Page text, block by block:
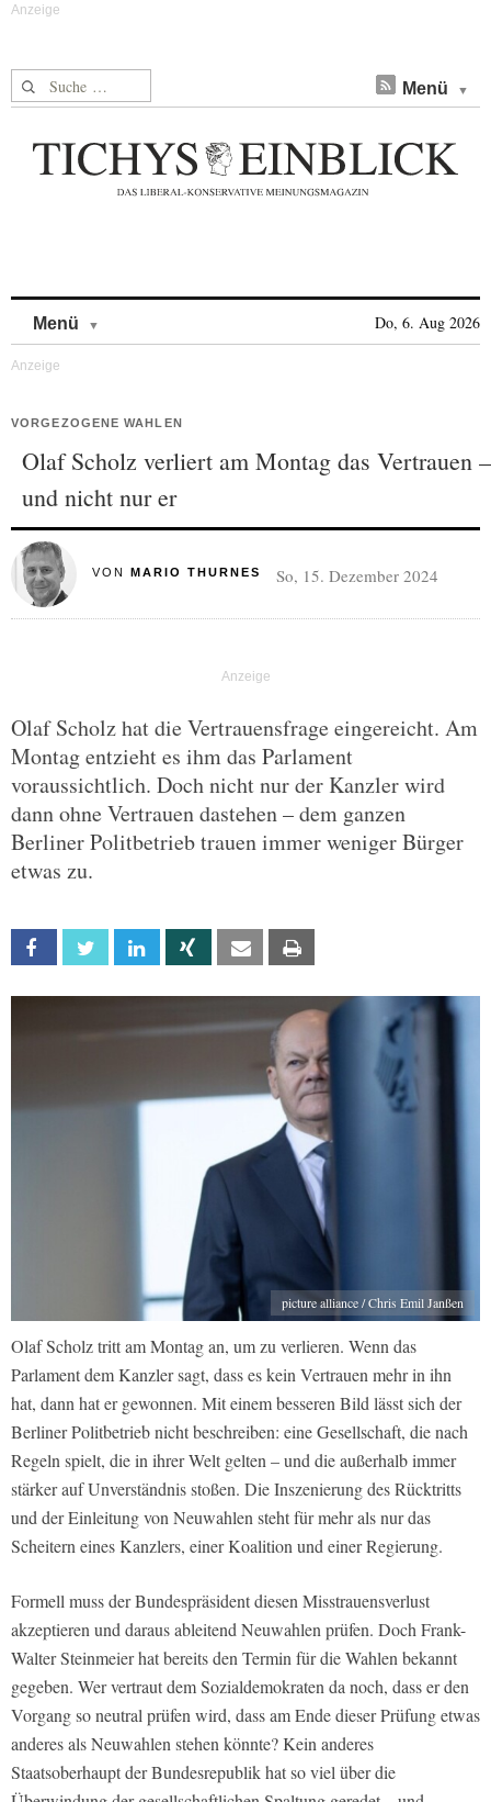
Suche nach: Menü
Menü Do, 6. Aug 2026
VORGEZOGENE WAHLEN
Olaf Scholz verliert am Montag das Vertrauen –
und nicht nur er
VON MARIO THURNES So, 15. Dezember 2024
Olaf Scholz hat die Vertrauensfrage eingereicht. Am
Montag entzieht es ihm das Parlament
voraussichtlich. Doch nicht nur der Kanzler wird
dann ohne Vertrauen dastehen – dem ganzen
Berliner Politbetrieb trauen immer weniger Bürger
etwas zu.
Facebook Twitter Linkedin Xing Email
picture alliance / Chris Emil Janßen
Olaf Scholz tritt am Montag an, um zu verlieren. Wenn das
Parlament dem Kanzler sagt, dass es kein Vertrauen mehr in ihn
hat, dann hat er gewonnen. Mit einem besseren Bild lässt sich der
Berliner Politbetrieb nicht beschreiben: eine Gesellschaft, die nach
Regeln spielt, die in ihrer Welt gelten – und die außerhalb immer
stärker auf Unverständnis stoßen. Die Inszenierung des Rücktritts
und der Einleitung von Neuwahlen steht für mehr als nur das
Scheitern eines Kanzlers, einer Koalition und einer Regierung.
Formell muss der Bundespräsident diesen Misstrauensverlust
akzeptieren und daraus ableitend Neuwahlen prüfen. Doch Frank-
Walter Steinmeier hat bereits den Termin für die Wahlen bekannt
gegeben. Wer vertraut dem Sozialdemokraten da noch, dass er den
Vorgang so neutral prüfen wird, dass am Ende dieser Prüfung etwas
anderes als Neuwahlen stehen könnte? Kein anderes
Staatsoberhaupt der Bundesrepublik hat so viel über die